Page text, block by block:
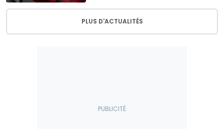
PLUS D'ACTUALITÉS